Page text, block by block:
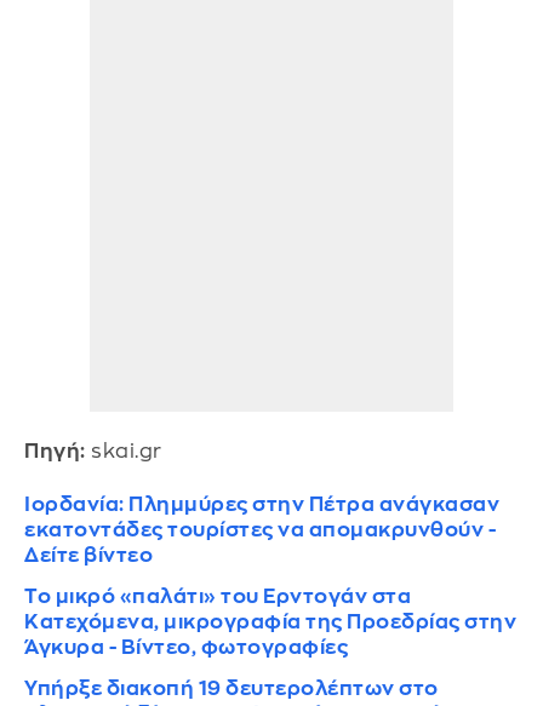
Πηγή: skai.gr
Ιορδανία: Πλημμύρες στην Πέτρα ανάγκασαν
εκατοντάδες τουρίστες να απομακρυνθούν -
Δείτε βίντεο
Το μικρό «παλάτι» του Ερντογάν στα
Kατεχόμενα, μικρογραφία της Προεδρίας στην
Άγκυρα - Βίντεο, φωτογραφίες
Υπήρξε διακοπή 19 δευτερολέπτων στο